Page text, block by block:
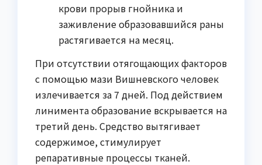
крови прорыв гнойника и
заживление образовавшийся раны
растягивается на месяц.
При отсутствии отягощающих факторов
с помощью мази Вишневского человек
излечивается за 7 дней. Под действием
линимента образование вскрывается на
третий день. Средство вытягивает
содержимое, стимулирует
репаративные процессы тканей.